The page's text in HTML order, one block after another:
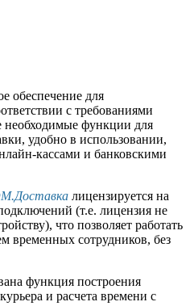
обеспечение для
с требованиями
функции для
удобно в использовании,
кассами и банковскими
лицензируется на
(т.е. лицензия не
что позволяет работать
временных сотрудников, без
функция построения
и расчета времени с